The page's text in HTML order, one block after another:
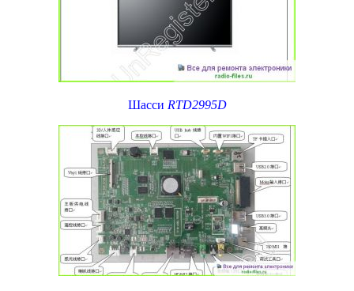
Шасси RTD2995D